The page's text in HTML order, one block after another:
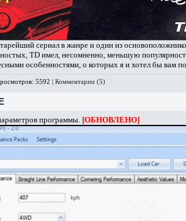
сериал в жанре и один из
TD имел, несомненно, меньшую
особенностями, о которых я и хотел бы вам
5592 | Комментарии (5)
программы. [ОБНОВЛЕНО]